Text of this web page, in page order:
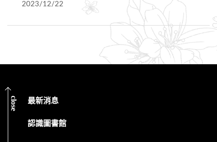
2023/12/22
close 最新消息
認識圖書館